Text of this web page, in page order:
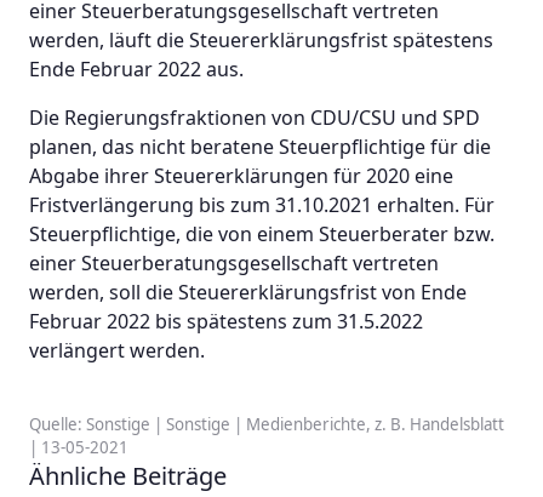
einer Steuerberatungsgesellschaft vertreten
werden, läuft die Steuererklärungsfrist spätestens
Ende Februar 2022 aus.
Die Regierungsfraktionen von CDU/CSU und SPD
planen, das nicht beratene Steuerpflichtige für die
Abgabe ihrer Steuererklärungen für 2020 eine
Fristverlängerung bis zum 31.10.2021 erhalten. Für
Steuerpflichtige, die von einem Steuerberater bzw.
einer Steuerberatungsgesellschaft vertreten
werden, soll die Steuererklärungsfrist von Ende
Februar 2022 bis spätestens zum 31.5.2022
verlängert werden.
Quelle: Sonstige | Sonstige | Medienberichte, z. B. Handelsblatt
| 13-05-2021
Ähnliche Beiträge